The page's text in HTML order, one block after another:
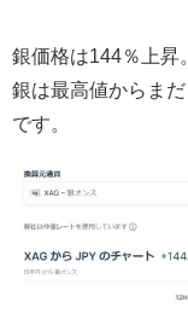
銀価格は144％上昇
銀は最高値からま
です。